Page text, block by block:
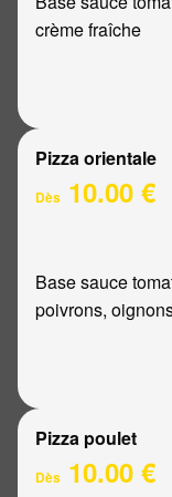
crème fraîche
Pizza orientale
Dès 10.00 €
Base sauce
poivrons,
Pizza poulet
Dès 10.00 €